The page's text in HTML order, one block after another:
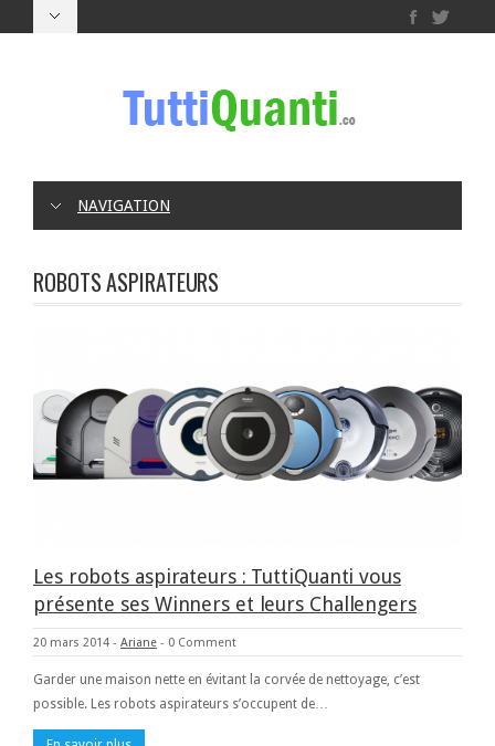
NAVIGATION
ROBOTS ASPIRATEURS
Les robots aspirateurs : TuttiQuanti vous
présente ses Winners et leurs Challengers
20 mars 2014 - Ariane - 0 Comment
Garder une maison nette en évitant la corvée de nettoyage, c’est
possible. Les robots aspirateurs s’occupent de…